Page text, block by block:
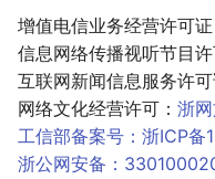
增值电信业务经营许可
信息网络传播视听节目
互联网新闻信息服务许
网络文化经营许可： 浙
工信部备案号：浙ICP备
浙公网安备：